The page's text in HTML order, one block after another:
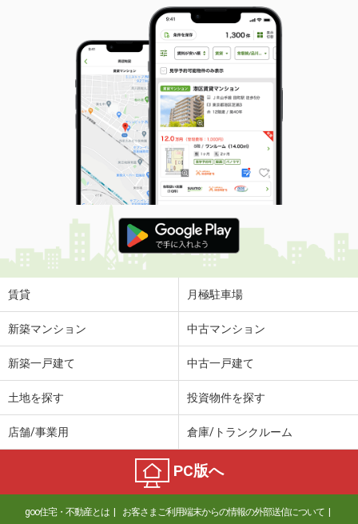
賃貸 月極駐車場
新築マンション 中古マンション
新築一戸建て 中古一戸建て
土地を探す 投資物件を探す
店舗/事業用 倉庫/トランクルーム
PC版へ
goo住宅・不動産とは お客さまご利用端末からの情報の外部送信について